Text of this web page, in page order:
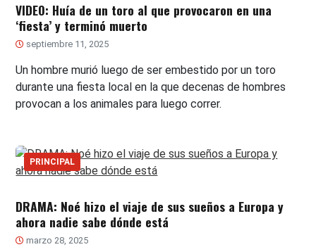
VIDEO: Huía de un toro al que provocaron en una
‘fiesta’ y terminó muerto
septiembre 11, 2025
Un hombre murió luego de ser embestido por un toro
durante una fiesta local en la que decenas de hombres
provocan a los animales para luego correr.
PRINCIPAL
DRAMA: Noé hizo el viaje de sus sueños a Europa y
ahora nadie sabe dónde está
marzo 28, 2025